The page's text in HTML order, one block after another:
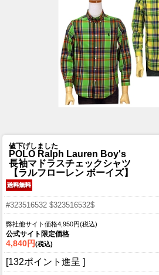
値下げしました
POLO Ralph Lauren Boy's
長袖マドラスチェックシャツ
【ラルフローレン ボーイズ】
#323516532 $323516532$
弊社他サイト価格4,950円(税込)
公式サイト限定価格
4,840円(税込)
[132ポイント進呈 ]